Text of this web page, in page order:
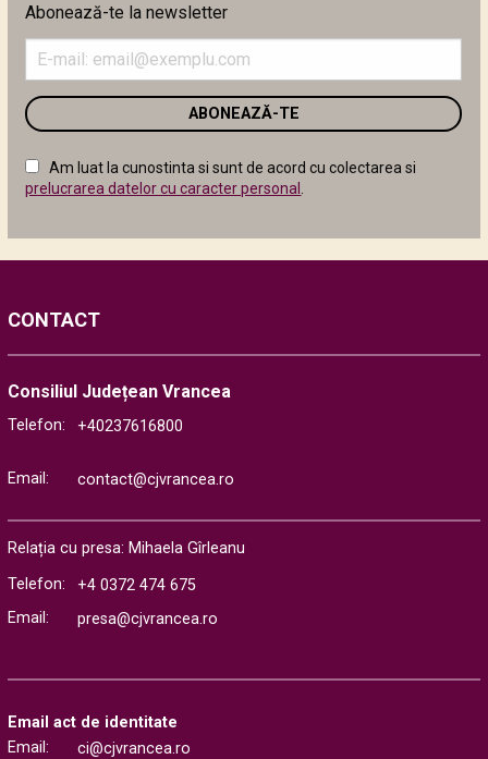
Abonează-te la newsletter
adresa
email
în
următor
Am luat la cunostinta si sunt de acord cu colectarea si
prelucrarea datelor cu caracter personal .
CONTACT
Consiliul Județean Vrancea
Telefon: +40237616800
Email: contact@cjvrancea.ro
Relația cu presa: Mihaela Gîrleanu
Telefon:
+4 0372 474 675
Email:
presa@cjvrancea.ro
Email act de identitate
Email:
ci@cjvrancea.ro